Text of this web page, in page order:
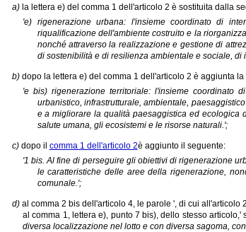
a) la lettera e) del comma 1 dell'articolo 2 è sostituita dalla
'e) rigenerazione urbana: l'insieme coordinato di
riqualificazione dell'ambiente costruito e la
nonché attraverso la realizzazione e gestione di
di sostenibilità e di resilienza ambientale e sociale,
b) dopo la lettera e) del comma 1 dell'articolo 2 è aggiunta la
'e bis) rigenerazione territoriale: l'insieme coordinato
urbanistico, infrastrutturale, ambientale,
e a migliorare la qualità paesaggistica ed ecologica
salute umana, gli ecosistemi e le risorse naturali.';
c) dopo il comma 1 dell'articolo 2è aggiunto il seguente:
'1 bis. Al fine di perseguire gli obiettivi di rigenerazione
le caratteristiche delle aree della rigenerazione,
comunale.';
d) al comma 2 bis dell'articolo 4, le parole ', di cui all'articolo
al comma 1, lettera e), punto 7 bis), dello stesso articolo,'
diversa localizzazione nel lotto e con diversa sagoma,